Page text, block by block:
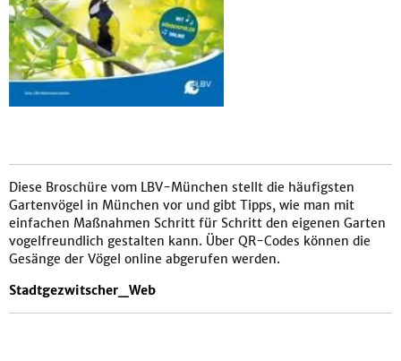
Diese Broschüre vom LBV-München stellt die häufigsten
Gartenvögel in München vor und gibt Tipps, wie man mit
einfachen Maßnahmen Schritt für Schritt den eigenen Garten
vogelfreundlich gestalten kann. Über QR-Codes können die
Gesänge der Vögel online abgerufen werden.
Stadtgezwitscher_Web